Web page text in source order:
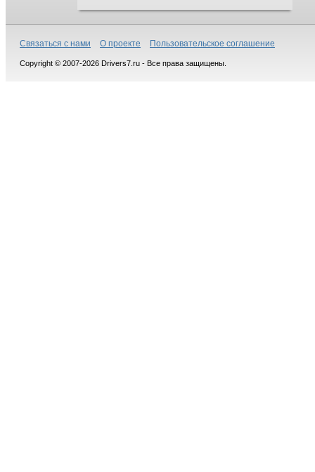
Связаться с нами О проекте Пользовательское соглашение
Copyright © 2007-2026 Drivers7.ru - Все права защищены.